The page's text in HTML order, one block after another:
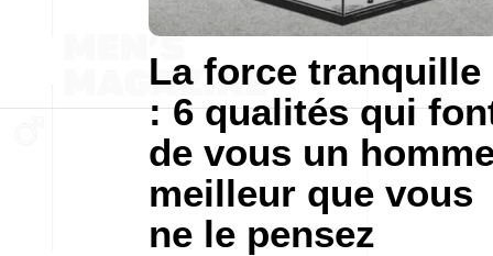
La force tranquille
: 6 qualités qui
de vous un
meilleur que vous
ne le pensez